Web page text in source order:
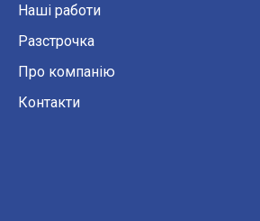
Наші работи
Разстрочка
Про компанію
Контакти